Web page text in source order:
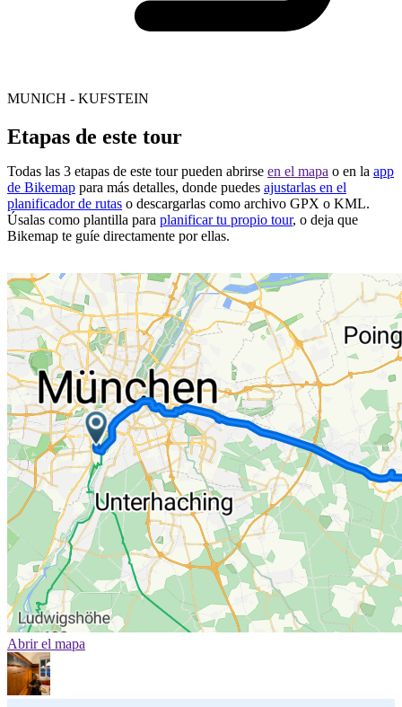
MUNICH - KUFSTEIN
Etapas de este tour
Todas las 3 etapas de este tour pueden abrirse en el mapa o en la app
de Bikemap para más detalles, donde puedes ajustarlas en el
planificador de rutas o descargarlas como archivo GPX o KML.
Úsalas como plantilla para planificar tu propio tour, o deja que
Bikemap te guíe directamente por ellas.
Abrir el mapa